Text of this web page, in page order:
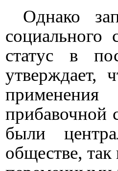
Однако
социального
статус в
утверждает,
применения
прибавочной
были
обществе,